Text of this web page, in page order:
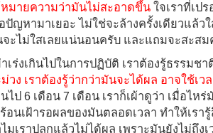
มายความว่ามันไม่สะอาดขึ้น ใจเราที่เป
ปัญหามาเยอะ ไม่ใช่จะล้างครั้งเดียวแล้ว
ะไม่ใสเลยแน่นอนครับ และแถมจะสะส
เร่งเกินไปในการปฏิบัติ เราต้องรู้ธรรมช
วง เราต้องรู้ว่ากว่ามันจะได้ผล อาจใช้เว
ไป 6 เดือน 7 เดือน เราก็เผ้าดูว่า เมื่อไห
อนเฝ้ารอผลของมันตลอดเวลา ทำให้เร
มเราปลูกแล้วไม่ได้ผล เพราะมันยังไม่ถึง